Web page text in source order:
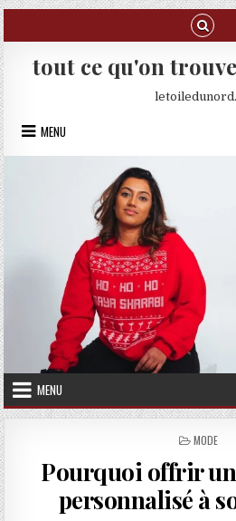
Skip to content
tout ce qu'on
MENU
MENU
POSTED IN
MODE
Pourquoi offrir
personnalisé à